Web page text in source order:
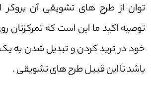
توان از طرح های تشویقی آن بروکر
توصیه اکید ما این است که تمرکزتان
خود در ترید کردن و تبدیل شدن به
باشد تا این قبیل طرح های تشویقی .